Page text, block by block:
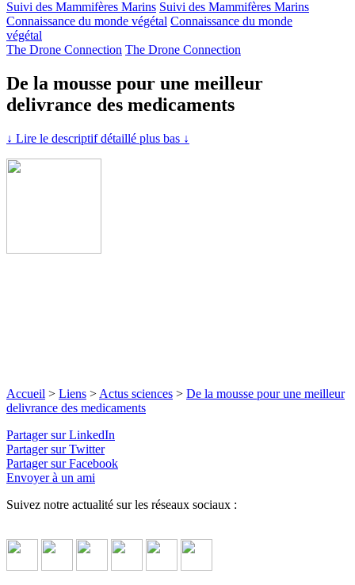
Suivi des Mammifères Marins Suivi des Mammifères Marins
Connaissance du monde végétal Connaissance du monde
végétal
The Drone Connection The Drone Connection
De la mousse pour une meilleur
delivrance des medicaments
↓ Lire le descriptif détaillé plus bas ↓
Accueil > Liens > Actus sciences > De la mousse pour une meilleur
delivrance des medicaments
Partager sur LinkedIn
Partager sur Twitter
Partager sur Facebook
Envoyer à un ami
Suivez notre actualité sur les réseaux sociaux :